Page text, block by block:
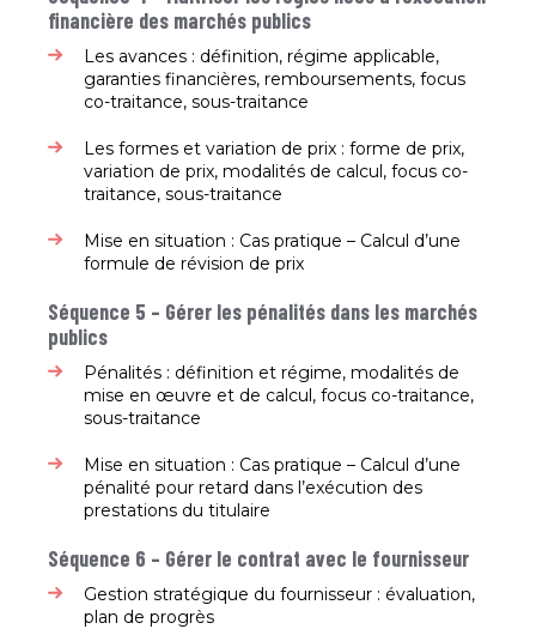
financière des marchés publics
Les avances : définition, régime applicable,
garanties financières, remboursements, focus
co-traitance, sous-traitance​
Les formes et variation de prix : forme de prix,
variation de prix, modalités de calcul, focus co-
traitance, sous-traitance​
Mise en situation : Cas pratique – Calcul d’une
formule de révision de prix​
Séquence 5 – Gérer les pénalités dans les marchés
publics
Pénalités : définition et régime, modalités de
mise en œuvre et de calcul, focus co-traitance,
sous-traitance​
Mise en situation : Cas pratique – Calcul d’une
pénalité pour retard dans l’exécution des
prestations du titulaire​
Séquence 6 – Gérer le contrat avec le fournisseur
Gestion stratégique du fournisseur : évaluation,
plan de progrès​